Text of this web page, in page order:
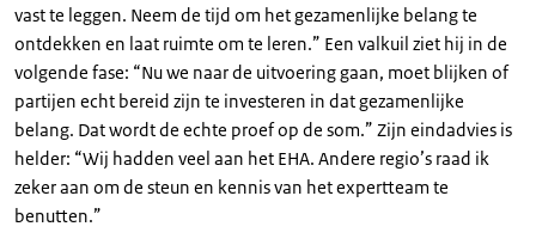
vast te leggen. Neem de tijd om het gezamenlijke belang te
ontdekken en laat ruimte om te leren.” Een valkuil ziet hij in de
volgende fase: “Nu we naar de uitvoering gaan, moet blijken of
partijen echt bereid zijn te investeren in dat gezamenlijke
belang. Dat wordt de echte proef op de som.” Zijn eindadvies is
helder: “Wij hadden veel aan het EHA. Andere regio’s raad ik
zeker aan om de steun en kennis van het expertteam te
benutten.”